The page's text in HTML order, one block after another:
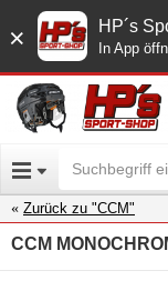
× HP´s
In App
Zurück zu "CCM"
CCM